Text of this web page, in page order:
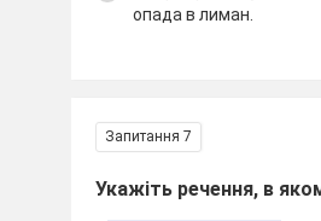
опада в лиман.
Запитання 7
Укажіть речення, в